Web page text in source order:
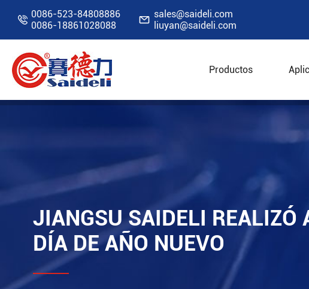
 0086-523-84808886
0086-18861028088
 sales@saideli.com
liuyan@saideli.com
Productos
Inicio Recursos
JIANGSU SAIDELI REALIZÓ
DÍA DE AÑO NUEVO